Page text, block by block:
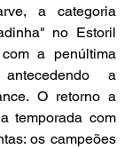
a categoria
no Estoril
a penúltima
a
O retorno a
temporada com
os campeões